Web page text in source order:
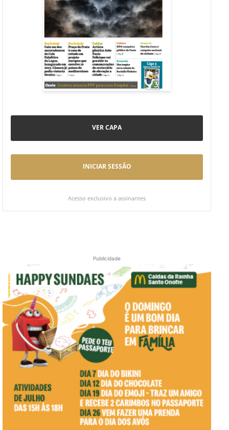
VER CAPA
INICIAR SESSÃO
Acesso exclusivo a assinantes
Publicidade